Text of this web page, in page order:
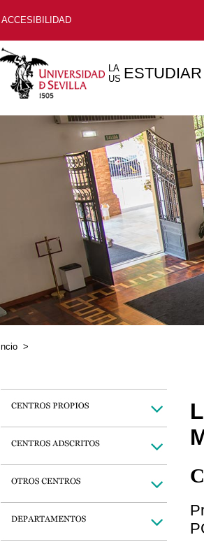
ACCESIBILIDAD
LA
US ESTUDIAR
Incio >